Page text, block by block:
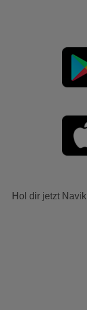
Hol dir jetzt